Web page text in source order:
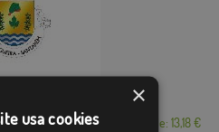
Desde: 13,18 €
×
usa cookies